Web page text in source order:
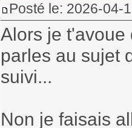
Posté le: 2026-04-
Alors je
parles au sujet
suivi...
Non je faisais